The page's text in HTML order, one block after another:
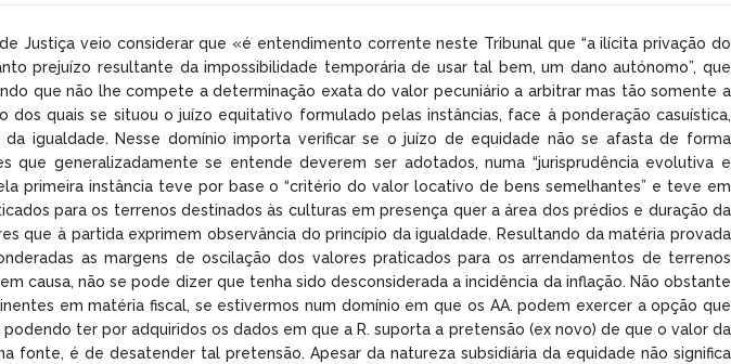
Justiça veio considerar que «é entendimento corrente neste Tribunal que “a ilícita privação do
prejuízo resultante da impossibilidade temporária de usar tal bem, um dano autónomo”, que
que não lhe compete a determinação exata do valor pecuniário a arbitrar mas tão somente a
quais se situou o juízo equitativo formulado pelas instâncias, face à ponderação casuística,
igualdade. Nesse domínio importa verificar se o juízo de equidade não se afasta de forma
que generalizadamente se entende deverem ser adotados, numa “jurisprudência evolutiva e
primeira instância teve por base o “critério do valor locativo de bens semelhantes” e teve em
para os terrenos destinados às culturas em presença quer a área dos prédios e duração da
que à partida exprimem observância do princípio da igualdade. Resultando da matéria provada
as margens de oscilação dos valores praticados para os arrendamentos de terrenos
causa, não se pode dizer que tenha sido desconsiderada a incidência da inflação. Não obstante
em matéria fiscal, se estivermos num domínio em que os AA. podem exercer a opção que
ter por adquiridos os dados em que a R. suporta a pretensão (ex novo) de que o valor da
fonte, é de desatender tal pretensão. Apesar da natureza subsidiária da equidade não significa